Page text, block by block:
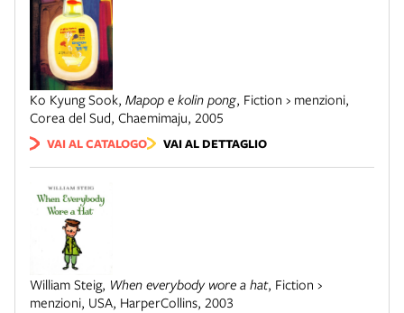
Ko Kyung Sook, Mapop e kolin pong, Fiction › menzioni,
Corea del Sud, Chaemimaju, 2005
VAI AL CATALOGO VAI AL DETTAGLIO
William Steig, When everybody wore a hat, Fiction ›
menzioni, USA, HarperCollins, 2003